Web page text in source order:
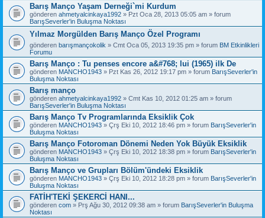
Barış Manço Yaşam Derneği`mi Kurdum
gönderen ahmetyalcinkaya1992 » Pzt Oca 28, 2013 05:05 am » forum
BarışSeverler'in Buluşma Noktası
Yılmaz Morgülden Barış Manço Özel Programı
gönderen barışmançokolik » Cmt Oca 05, 2013 19:35 pm » forum BM Etkinlikleri
Forumu
Barış Manço : Tu penses encore a&#768; lui (1965) ilk De
gönderen MANCHO1943 » Pzt Kas 26, 2012 19:17 pm » forum BarışSeverler'in
Buluşma Noktası
Barış manço
gönderen ahmetyalcinkaya1992 » Cmt Kas 10, 2012 01:25 am » forum
BarışSeverler'in Buluşma Noktası
Barış Manço Tv Programlarında Eksiklik Çok
gönderen MANCHO1943 » Çrş Eki 10, 2012 18:46 pm » forum BarışSeverler'in
Buluşma Noktası
Barış Manço Fotoroman Dönemi Neden Yok Büyük Eksiklik
gönderen MANCHO1943 » Çrş Eki 10, 2012 18:38 pm » forum BarışSeverler'in
Buluşma Noktası
Barış Manço ve Grupları Bölüm'ündeki Eksiklik
gönderen MANCHO1943 » Çrş Eki 10, 2012 18:28 pm » forum BarışSeverler'in
Buluşma Noktası
FATİH'TEKİ ŞEKERCİ HANI...
gönderen com » Prş Ağu 30, 2012 09:38 am » forum BarışSeverler'in Buluşma
Noktası